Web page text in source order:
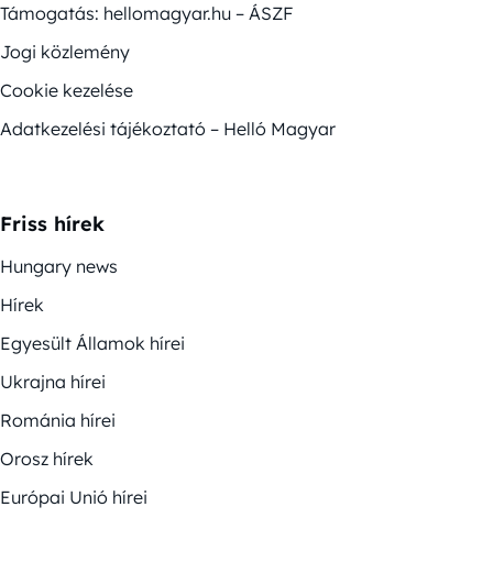
Támogatás: hellomagyar.hu – ÁSZF
Jogi közlemény
Cookie kezelése
Adatkezelési tájékoztató – Helló Magyar
Friss hírek
Hungary news
Hírek
Egyesült Államok hírei
Ukrajna hírei
Románia hírei
Orosz hírek
Európai Unió hírei